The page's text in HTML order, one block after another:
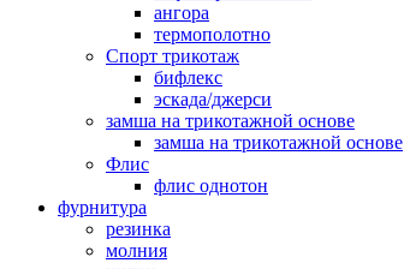
ангора
термополотно
Спорт трикотаж
бифлекс
эскада/джерси
замша на трикотажной основе
замша на трикотажной основе
Флис
флис однотон
фурнитура
резинка
молния